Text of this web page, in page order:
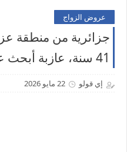
عروض الزواج
جزائرية من منطقة
41 سنة، عازبة أبحث عن شريك الحياة
إي قولو 22 مايو 2026